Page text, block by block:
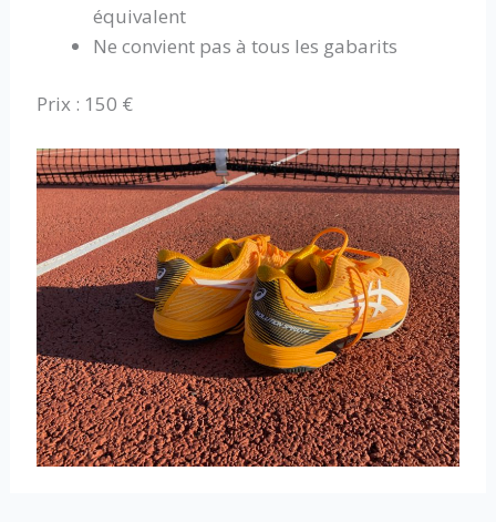
équivalent
Ne convient pas à tous les gabarits
Prix : 150 €